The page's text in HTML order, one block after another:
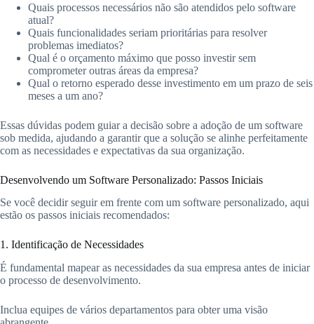
Quais processos necessários não são atendidos pelo software
atual?
Quais funcionalidades seriam prioritárias para resolver
problemas imediatos?
Qual é o orçamento máximo que posso investir sem
comprometer outras áreas da empresa?
Qual o retorno esperado desse investimento em um prazo de seis
meses a um ano?
Essas dúvidas podem guiar a decisão sobre a adoção de um software
sob medida, ajudando a garantir que a solução se alinhe perfeitamente
com as necessidades e expectativas da sua organização.
Desenvolvendo um Software Personalizado: Passos Iniciais
Se você decidir seguir em frente com um software personalizado, aqui
estão os passos iniciais recomendados:
1. Identificação de Necessidades
É fundamental mapear as necessidades da sua empresa antes de iniciar
o processo de desenvolvimento.
Inclua equipes de vários departamentos para obter uma visão